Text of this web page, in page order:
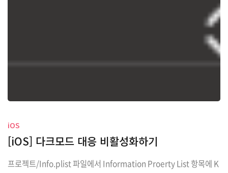
iOS
[iOS] 다크모드 대응 비활성화하기
프로젝트/Info.plist 파일에서 Information Proerty List 항목에 K